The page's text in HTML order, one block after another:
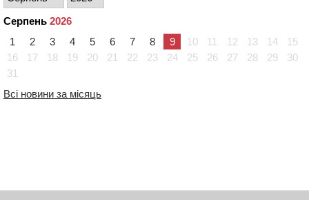
Серпень 2026
1
2 3 4 5 6 7 8 9 10 11 12 13 14
15
16
17 18 19 20 21 22 23 24 25 26 27 28 29
30
31
Всі новини за місяць